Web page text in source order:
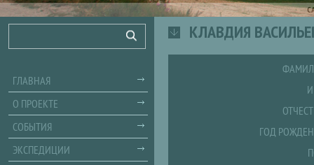
КЛАВДИЯ
ГОД
Поиск
ГЛАВНАЯ
О ПРОЕКТЕ
СОБЫТИЯ
ЭКСПЕДИЦИИ